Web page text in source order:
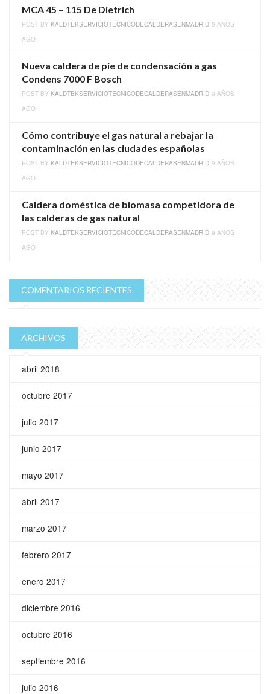
MCA 45 – 115 De Dietrich
POST BY KALDTEKSERVICIOTECNICODECALDERASENMADRID 9 AÑOS
AGO
Nueva caldera de pie de condensación a gas
Condens 7000 F Bosch
POST BY KALDTEKSERVICIOTECNICODECALDERASENMADRID 9 AÑOS
AGO
Cómo contribuye el gas natural a rebajar la
contaminación en las ciudades españolas
POST BY KALDTEKSERVICIOTECNICODECALDERASENMADRID 9 AÑOS
AGO
Caldera doméstica de biomasa competidora de
las calderas de gas natural
POST BY KALDTEKSERVICIOTECNICODECALDERASENMADRID 9 AÑOS
AGO
COMENTARIOS RECIENTES
ARCHIVOS
abril 2018
octubre 2017
julio 2017
junio 2017
mayo 2017
abril 2017
marzo 2017
febrero 2017
enero 2017
diciembre 2016
octubre 2016
septiembre 2016
julio 2016